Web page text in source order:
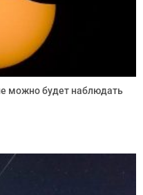
можно будет наблюдать